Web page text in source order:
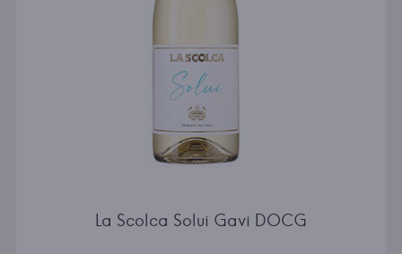
La Scolca Solui Gavi DOCG